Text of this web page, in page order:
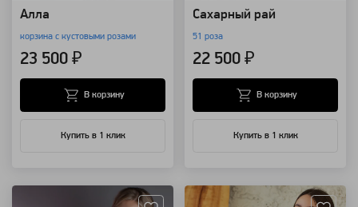
Алла
корзина с кустовыми розами
23 500 ₽
Купить в 1 клик
В корзину
Сахарный рай
51 роза
22 500 ₽
Купить в 1 клик
В корзину